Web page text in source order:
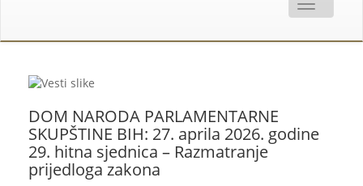
DOM NARODA PARLAMENTARNE
SKUPŠTINE BIH: 27. aprila 2026. godine
29. hitna sjednica – Razmatranje
prijedloga zakona